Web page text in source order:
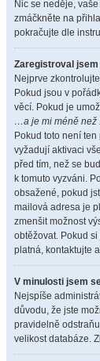
Nic se neděje,
zmáčkněte na
pokračujte dle
Zaregistroval
Nejprve
Pokud jsou v
věcí. Pokud je
…a je mi méně než
Pokud toto není
vyžadují aktivaci
před tím, než se
k tomuto vyzváni.
obsažené, pokud
mailová adresa je
zmenšit možnost
obtěžovat. Pokud
platná, kontaktujte
V minulosti jsem
Nejspíše
důvodu, že jste
pravidelně
velikost databáze.